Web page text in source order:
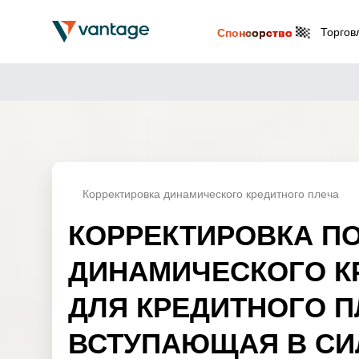
Спонсорство
Корректировка динамического кредитного плеча
КОРРЕКТИРОВКА
ДИНАМИЧЕСКОГО
ДЛЯ КРЕДИТНОГО
ВСТУПАЮЩАЯ В